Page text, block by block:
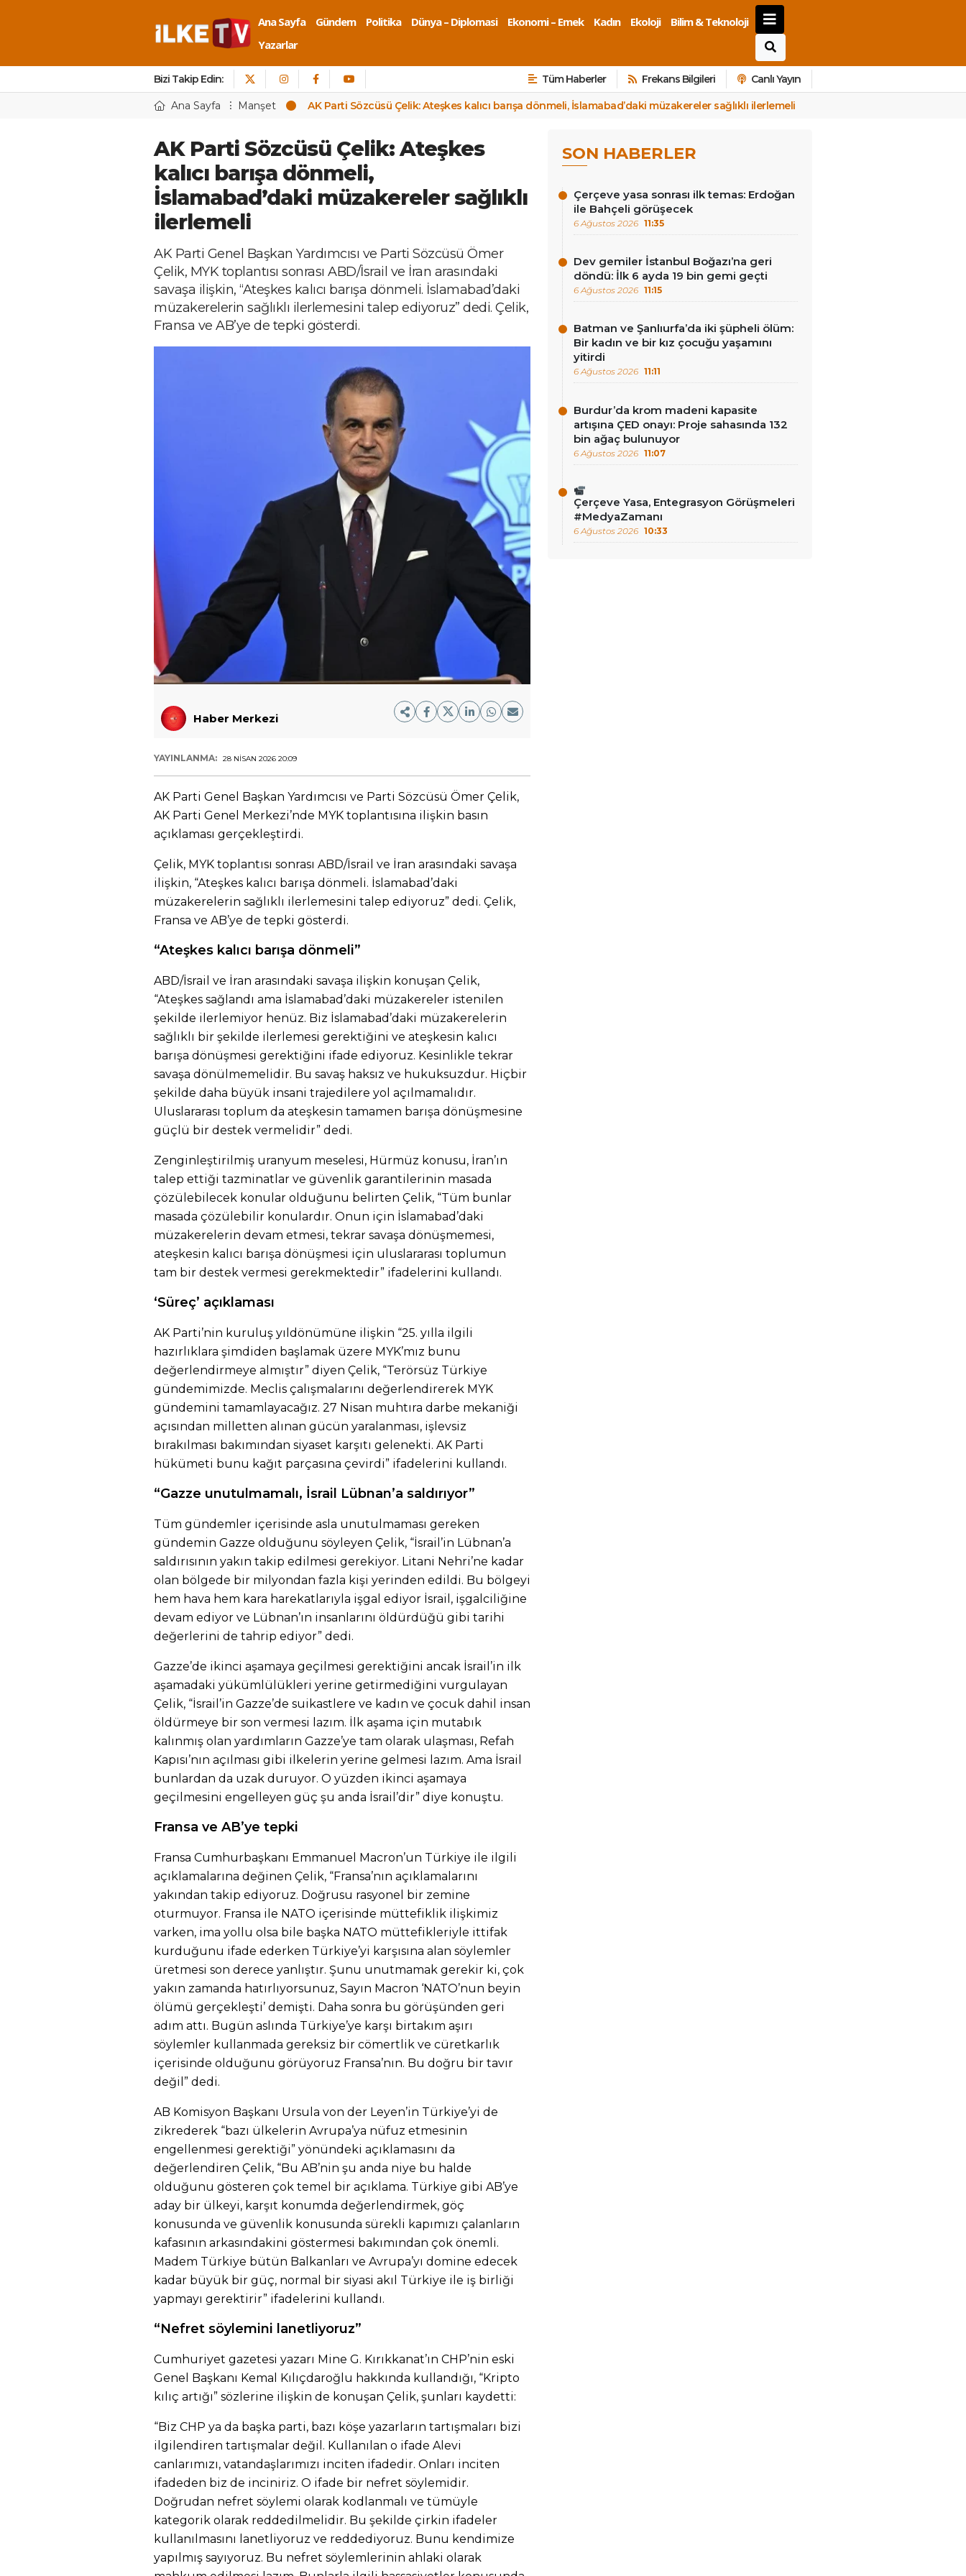
Ana Sayfa Gündem Politika Dünya – Diplomasi Ekonomi – Emek Kadın Ekoloji
Bilim & Teknoloji
Yazarlar
Bizi Takip Edin: Tüm Haberler Frekans Bilgileri Canlı Yayın
Ana Sayfa Manşet AK Parti Sözcüsü Çelik: Ateşkes kalıcı barışa dönmeli, İslamabad’daki müzakereler sağlıklı ilerlemeli
AK Parti Sözcüsü Çelik: Ateşkes
kalıcı barışa dönmeli,
İslamabad’daki müzakereler sağlıklı
ilerlemeli
AK Parti Genel Başkan Yardımcısı ve Parti Sözcüsü Ömer
Çelik, MYK toplantısı sonrası ABD/İsrail ve İran arasındaki
savaşa ilişkin, “Ateşkes kalıcı barışa dönmeli. İslamabad’daki
müzakerelerin sağlıklı ilerlemesini talep ediyoruz” dedi. Çelik,
Fransa ve AB’ye de tepki gösterdi.
Haber Merkezi
YAYINLANMA: 28 NISAN 2026 20:09
AK Parti Genel Başkan Yardımcısı ve Parti Sözcüsü Ömer Çelik,
AK Parti Genel Merkezi’nde MYK toplantısına ilişkin basın
açıklaması gerçekleştirdi.
Çelik, MYK toplantısı sonrası ABD/İsrail ve İran arasındaki savaşa
ilişkin, “Ateşkes kalıcı barışa dönmeli. İslamabad’daki
müzakerelerin sağlıklı ilerlemesini talep ediyoruz” dedi. Çelik,
Fransa ve AB’ye de tepki gösterdi.
“Ateşkes kalıcı barışa dönmeli”
ABD/İsrail ve İran arasındaki savaşa ilişkin konuşan Çelik,
“Ateşkes sağlandı ama İslamabad’daki müzakereler istenilen
şekilde ilerlemiyor henüz. Biz İslamabad’daki müzakerelerin
sağlıklı bir şekilde ilerlemesi gerektiğini ve ateşkesin kalıcı
barışa dönüşmesi gerektiğini ifade ediyoruz. Kesinlikle tekrar
savaşa dönülmemelidir. Bu savaş haksız ve hukuksuzdur. Hiçbir
şekilde daha büyük insani trajedilere yol açılmamalıdır.
Uluslararası toplum da ateşkesin tamamen barışa dönüşmesine
güçlü bir destek vermelidir” dedi.
Zenginleştirilmiş uranyum meselesi, Hürmüz konusu, İran’ın
talep ettiği tazminatlar ve güvenlik garantilerinin masada
çözülebilecek konular olduğunu belirten Çelik, “Tüm bunlar
masada çözülebilir konulardır. Onun için İslamabad’daki
müzakerelerin devam etmesi, tekrar savaşa dönüşmemesi,
ateşkesin kalıcı barışa dönüşmesi için uluslararası toplumun
tam bir destek vermesi gerekmektedir” ifadelerini kullandı.
‘Süreç’ açıklaması
AK Parti’nin kuruluş yıldönümüne ilişkin “25. yılla ilgili
hazırlıklara şimdiden başlamak üzere MYK’mız bunu
değerlendirmeye almıştır” diyen Çelik, “Terörsüz Türkiye
gündemimizde. Meclis çal ışmalarını değerlendirerek MYK
gündemini tamamlayacağız. 27 Nisan muhtıra darbe mekaniği
açısından milletten alınan gücün yaralanması, işlevsiz
bırakılması bakımından siyaset karşıtı gelenekti. AK Parti
hükümeti bunu kağıt parçasına çevirdi” ifadelerini kullandı.
“Gazze unutulmamalı, İsrail Lübnan’a saldırıyor”
Tüm gündemler içerisinde asla unutulmaması gereken
gündemin Gazze olduğunu söyleyen Çelik, “İsrail’in Lübnan’a
saldırısının yakın takip edilmesi gerekiyor. Litani Nehri’ne kadar
olan bölgede bir milyondan fazla kişi yerinden edildi. Bu bölgeyi
hem hava hem kara harekatlarıyla işgal ediyor İsrail, işgalciliğine
devam ediyor ve Lübnan’ın insanlarını öldürdüğü gibi tarihi
değerlerini de tahrip ediyor” dedi.
Gazze’de ikinci aşamaya geçilmesi gerektiğini ancak İsrail’in ilk
aşamadaki yükümlülükleri yerine getirmediğini vurgulayan
Çelik, “İsrail’in Gazze’de suikastlere ve kadın ve çocuk dahil insan
öldürmeye bir son vermesi lazım. İlk aşama için mutabık
kalınmış olan yardımların Gazze’ye tam olarak ulaşması, Refah
Kapısı’nın açılması gibi ilkelerin yerine gelmesi lazım. Ama İsrail
bunlardan da uzak duruyor. O yüzden ikinci aşamaya
geçilmesini engelleyen güç şu anda İsrail’dir” diye konuştu.
Fransa ve AB’ye tepki
Fransa Cumhurbaşkanı Emmanuel Macron’un Türkiye ile ilgili
açıklamalarına değinen Çelik, “Fransa’nın açıklamalarını
yakından takip ediyoruz. Doğrusu rasyonel bir zemine
oturmuyor. Fransa ile NATO içerisinde müttefiklik ilişkimiz
varken, ima yollu olsa bile başka NATO müttefikleriyle ittifak
kurduğunu ifade ederken Türkiye’yi karşısına alan söylemler
üretmesi son derece yanlıştır. Şunu unutmamak gerekir ki, çok
yakın zamanda hatırlıyorsunuz, Sayın Macron ‘NATO’nun beyin
ölümü gerçekleşti’ demişti. Daha sonra bu görüşünden geri
adım attı. Bugün aslında Türkiye’ye karşı birtakım aşırı
söylemler kullanmada gereksiz bir cömertlik ve cüretkarlık
içerisinde olduğunu görüyoruz Fransa’nın. Bu doğru bir tavır
değil” dedi.
AB Komisyon Başkanı Ursula von der Leyen’in Türkiye’yi de
zikrederek “bazı ülkelerin Avrupa’ya nüfuz etmesinin
engellenmesi gerektiği” yönündeki açıklamasını da
değerlendiren Çelik, “Bu AB’nin şu anda niye bu halde
olduğunu gösteren çok temel bir açıklama. Türkiye gibi AB’ye
aday bir ülkeyi, karşıt konumda değerlendirmek, göç
konusunda ve güvenlik konusunda sürekli kapımızı çalanların
kafasının arkasındakini göstermesi bakımından çok önemli.
Madem Türkiye bütün Balkanları ve Avrupa’yı domine edecek
kadar büyük bir güç, normal bir siyasi akıl Türkiye ile iş birliği
yapmayı gerektirir” ifadelerini kullandı.
“Nefret söylemini lanetliyoruz”
Cumhuriyet gazetesi yazarı Mine G. Kırıkkanat’ın CHP’nin eski
Genel Başkanı Kemal Kılıçdaroğlu hakkında kullandığı, “Kripto
kılıç artığı” sözlerine ilişkin de konuşan Çelik, şunları kaydetti:
“Biz CHP ya da başka parti, bazı köşe yazarların tartışmaları bizi
ilgilendiren tartışmalar değil. Kullanılan o ifade Alevi
canlarımızı, vatandaşlarımızı inciten ifadedir. Onları inciten
ifadeden biz de inciniriz. O ifade bir nefret söylemidir.
Doğrudan nefret söylemi olarak kodlanmalı ve tümüyle
kategorik olarak reddedilmelidir. Bu şekilde çirkin ifadeler
kullanılmasını lanetliyoruz ve reddediyoruz. Bunu kendimize
yapılmış sayıyoruz. Bu nefret söylemlerinin ahlaki olarak
SON HABERLER
Çerçeve yasa sonrası ilk temas: Erdoğan
ile Bahçeli görüşecek
6 Ağustos 2026 11:35
Dev gemiler İstanbul Boğazı’na geri
döndü: İlk 6 ayda 19 bin gemi geçti
6 Ağustos 2026 11:15
Batman ve Şanlıurfa’da iki şüpheli ölüm:
Bir kadın ve bir kız çocuğu yaşamını
yitirdi
6 Ağustos 2026 11:11
Burdur’da krom madeni kapasite
artışına ÇED onayı: Proje sahasında 132
bin ağaç bulunuyor
6 Ağustos 2026 11:07
Çerçeve Yasa, Entegrasyon Görüşmeleri
#MedyaZamanı
6 Ağustos 2026 10:33